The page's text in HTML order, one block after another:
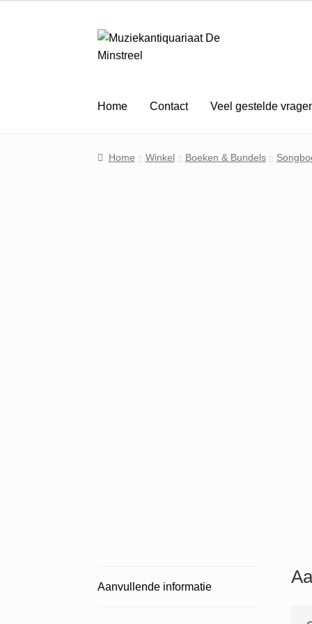
Ga
door
Ga
naar
Home
Contact Veel gestelde
Home Winkel Boeken & Bundels
Aanvullende informatie